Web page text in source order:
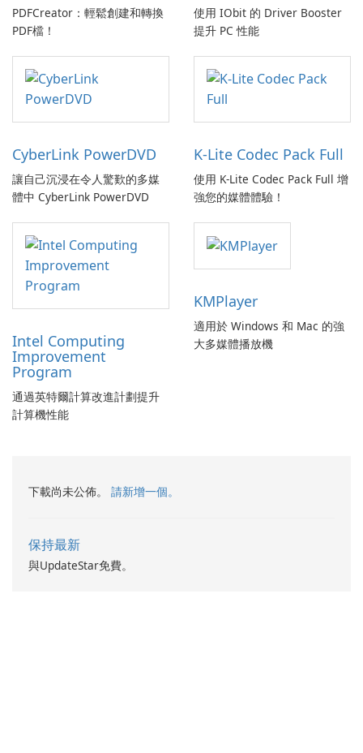
PDFCreator：輕鬆創建和轉換
PDF檔！
使用 IObit 的 Driver Booster
提升 PC 性能
CyberLink PowerDVD
讓自己沉浸在令人驚歎的多媒
體中 CyberLink PowerDVD
K-Lite Codec Pack Full
使用 K-Lite Codec Pack Full 增
強您的媒體體驗！
Intel Computing
Improvement
Program
通過英特爾計算改進計劃提升
計算機性能
KMPlayer
適用於 Windows 和 Mac 的強
大多媒體播放機
下載尚未公佈。 請新增一個。
保持最新
與UpdateStar免費。